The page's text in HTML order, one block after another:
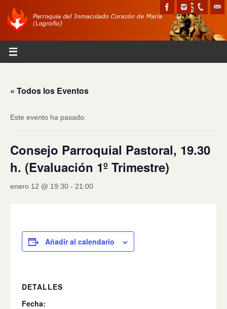
« Todos los Eventos
Este evento ha pasado.
Consejo Parroquial Pastoral, 19.30
h. (Evaluación 1º Trimestre)
enero 12 @ 19:30 - 21:00
Añadir al calendario
DETALLES
Fecha: